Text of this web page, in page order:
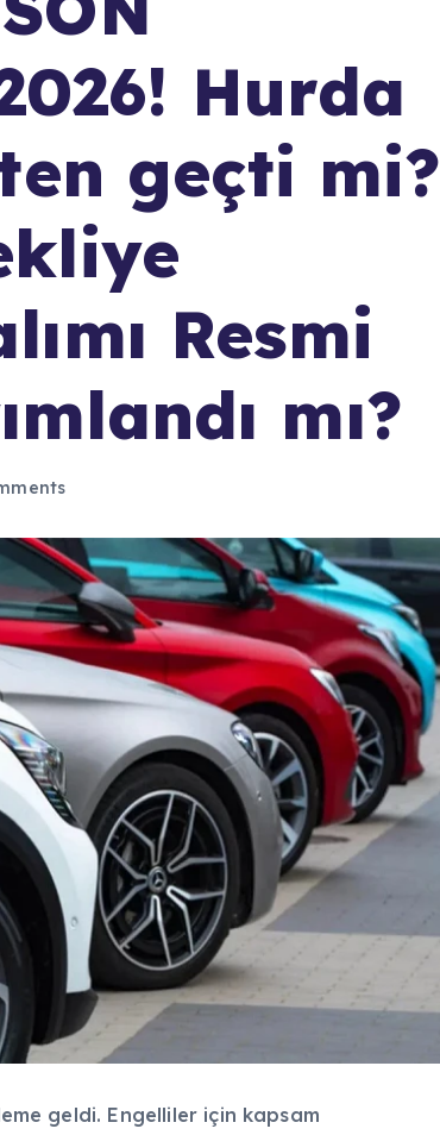
Hurda
geçti mi?
Resmi
mı?
geldi. Engelliler için kapsam